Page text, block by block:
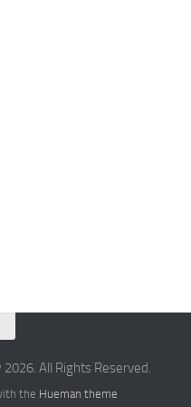
All Rights Reserved.
the Hueman theme